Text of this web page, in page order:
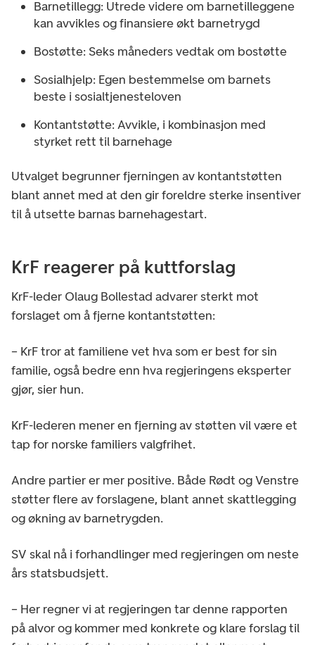
Barnetillegg: Utrede videre om barnetilleggene
kan avvikles og finansiere økt barnetrygd
Bostøtte: Seks måneders vedtak om bostøtte
Sosialhjelp: Egen bestemmelse om barnets
beste i sosialtjenesteloven
Kontantstøtte: Avvikle, i kombinasjon med
styrket rett til barnehage
Utvalget begrunner fjerningen av kontantstøtten
blant annet med at den gir foreldre sterke insentiver
til å utsette barnas barnehagestart.
KrF reagerer på kuttforslag
KrF-leder Olaug Bollestad advarer sterkt mot
forslaget om å fjerne kontantstøtten:
– KrF tror at familiene vet hva som er best for sin
familie, også bedre enn hva regjeringens eksperter
gjør, sier hun.
KrF-lederen mener en fjerning av støtten vil være et
tap for norske familiers valgfrihet.
Andre partier er mer positive. Både Rødt og Venstre
støtter flere av forslagene, blant annet skattlegging
og økning av barnetrygden.
SV skal nå i forhandlinger med regjeringen om neste
års statsbudsjett.
– Her regner vi at regjeringen tar denne rapporten
på alvor og kommer med konkrete og klare forslag til